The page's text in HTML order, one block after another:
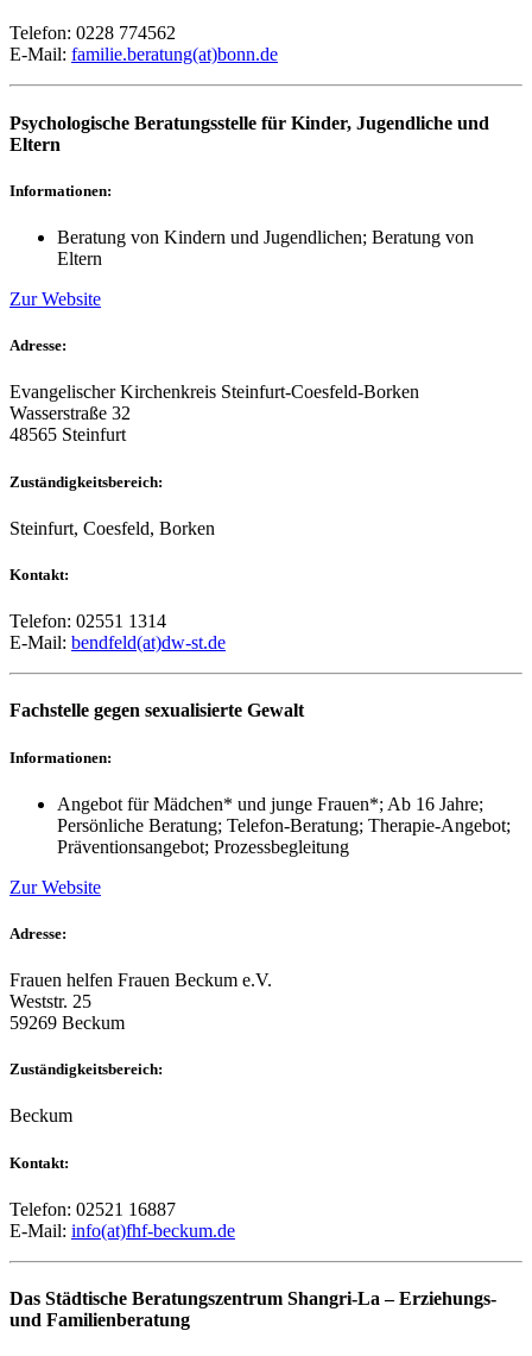
Telefon: 0228 774562
E-Mail: familie.beratung(at)bonn.de
Psychologische Beratungsstelle für Kinder, Jugendliche und
Eltern
Informationen:
Beratung von Kindern und Jugendlichen; Beratung von
Eltern
Zur Website
Adresse:
Evangelischer Kirchenkreis Steinfurt-Coesfeld-Borken
Wasserstraße 32
48565 Steinfurt
Zuständigkeitsbereich:
Steinfurt, Coesfeld, Borken
Kontakt:
Telefon: 02551 1314
E-Mail: bendfeld(at)dw-st.de
Fachstelle gegen sexualisierte Gewalt
Informationen:
Angebot für Mädchen* und junge Frauen*; Ab 16 Jahre;
Persönliche Beratung; Telefon-Beratung; Therapie-Angebot;
Präventionsangebot; Prozessbegleitung
Zur Website
Adresse:
Frauen helfen Frauen Beckum e.V.
Weststr. 25
59269 Beckum
Zuständigkeitsbereich:
Beckum
Kontakt:
Telefon: 02521 16887
E-Mail: info(at)fhf-beckum.de
Das Städtische Beratungszentrum Shangri-La – Erziehungs-
und Familienberatung